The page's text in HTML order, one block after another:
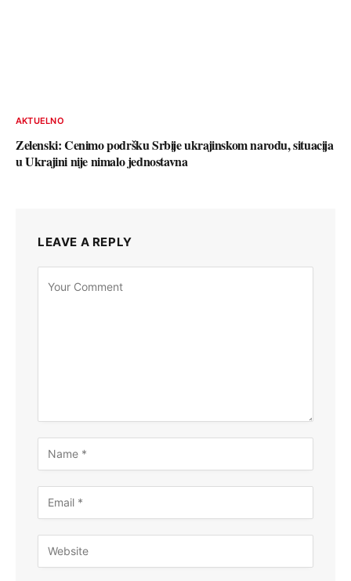
AKTUELNO
Zelenski: Cenimo podršku Srbije ukrajinskom narodu, situacija
u Ukrajini nije nimalo jednostavna
LEAVE A REPLY